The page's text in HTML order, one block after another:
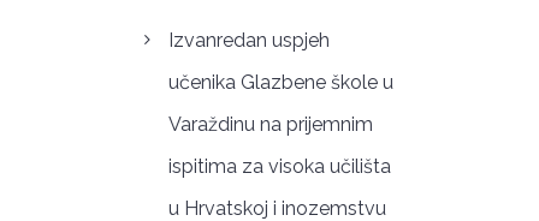
Izvanredan uspjeh
učenika Glazbene škole u
Varaždinu na prijemnim
ispitima za visoka učilišta
u Hrvatskoj i inozemstvu